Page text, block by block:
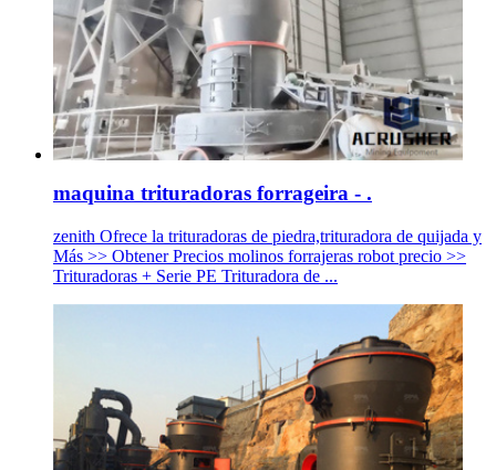
maquina trituradoras forrageira - .
zenith Ofrece la trituradoras de piedra,trituradora de quijada y
Más >> Obtener Precios molinos forrajeras robot precio >>
Trituradoras + Serie PE Trituradora de ...